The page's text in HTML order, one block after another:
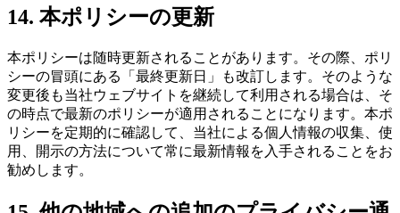
14. 本ポリシーの更新
本ポリシーは随時更新されることがあります。その際、ポリ
シーの冒頭にある「最終更新日」も改訂します。そのような
変更後も当社ウェブサイトを継続して利用される場合は、そ
の時点で最新のポリシーが適用されることになります。本ポ
リシーを定期的に確認して、当社による個人情報の収集、使
用、開示の方法について常に最新情報を入手されることをお
勧めします。